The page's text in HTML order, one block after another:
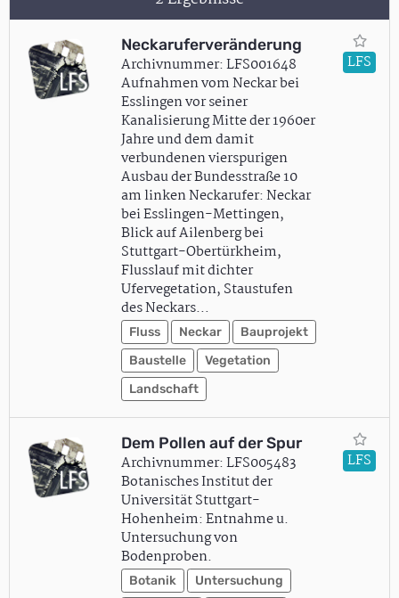
Neckaruferveränderung
Archivnummer: LFS001648
Aufnahmen vom Neckar bei
Esslingen vor seiner
Kanalisierung Mitte der 1960er
Jahre und dem damit
verbundenen vierspurigen
Ausbau der Bundesstraße 10
am linken Neckarufer: Neckar
bei Esslingen-Mettingen,
Blick auf Ailenberg bei
Stuttgart-Obertürkheim,
Flusslauf mit dichter
Ufervegetation, Staustufen
des Neckars…
Fluss Neckar
Bauprojekt
Baustelle
Vegetation
Landschaft
LFS
Dem Pollen auf der Spur
Archivnummer: LFS005483
Botanisches Institut der
Universität Stuttgart-
Hohenheim: Entnahme u.
Untersuchung von
Bodenproben.
Botanik
Untersuchung
LFS